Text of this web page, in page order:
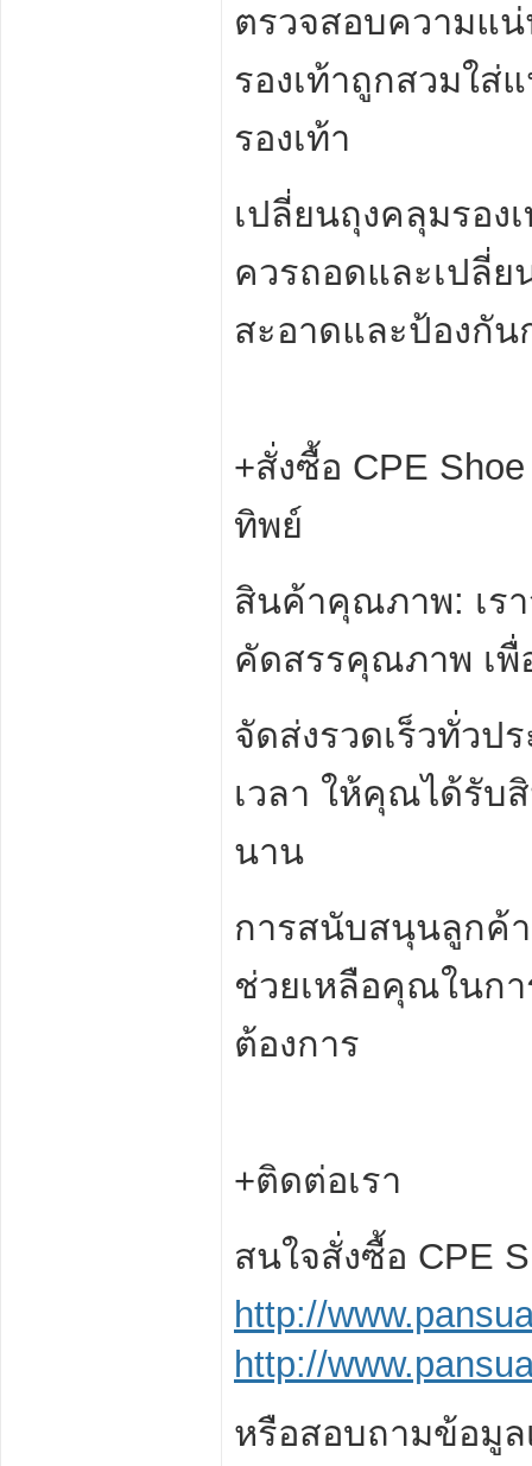
ตรวจสอบความแ
รองเท้าถูกสวมใส่
รองเท้า
เปลี่ยนถุงคลุมรอง
ควรถอดและเปลี่ย
สะอาดและป้องกัน
+สั่งซื้อ CPE
ทิพย์
สินค้าคุณภาพ: เรา
คัดสรรคุณภาพ เ
จัดส่งรวดเร็วทั่วป
เวลา ให้คุณได้รับ
นาน
การสนับสนุนลูกค้
ช่วยเหลือคุณในก
ต้องการ
+ติดต่อเรา
สนใจสั่งซื้อ CPE
http://
http://
หรือสอบถามข้อมูล